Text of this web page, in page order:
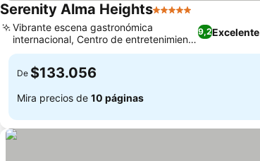
Serenity Alma Heights5 Estrellas
9,2Excelente
Vibrante escena gastronómica
internacional, Centro de entretenimiento
infantil dedicado
De $133.056
Mira precios de 10 páginas